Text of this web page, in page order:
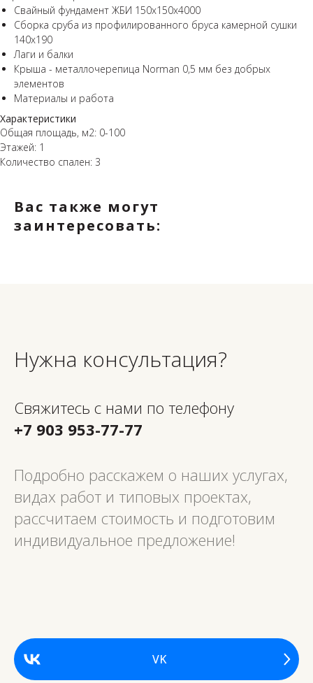
⁣⁣Свайный фундамент ЖБИ 150х150х4000
Сборка сруба из профилированного бруса камерной сушки
140х190
Лаги и балки⁣⁣
Крыша - металлочерепица Norman 0,5 мм без добрых
элементов⁣⁣
Материалы и работа⁣⁣⠀⁣⁣⠀
Характеристики
Общая площадь, м2: 0-100
Этажей: 1
Количество спален: 3
Вас также могут
заинтересовать:
Нужна консультация?
Свяжитесь с нами по телефону
+7 903 953-77-77
Подробно расскажем о наших услугах,
видах работ и типовых проектах,
рассчитаем стоимость и подготовим
индивидуальное предложение!
VK